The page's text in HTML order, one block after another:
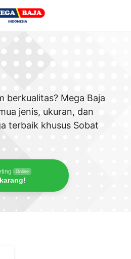
berkualitas? Mega Baja
jenis, ukuran, dan
terbaik khusus Sobat
Online